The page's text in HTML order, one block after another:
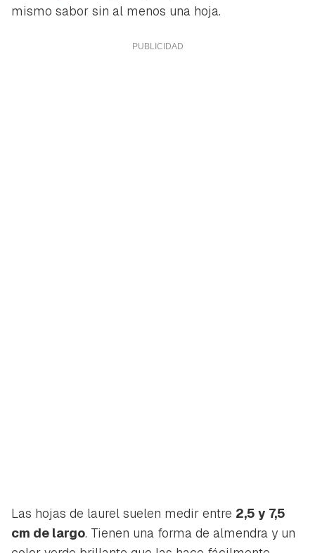
mismo sabor sin al menos una hoja.
Las hojas de laurel suelen medir entre 2,5 y 7,5
cm de largo. Tienen una forma de almendra y un